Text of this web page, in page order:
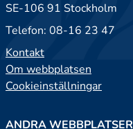
SE-106 91 Stockholm
Telefon: 08-16 23 47
Kontakt
Om webbplatsen
Cookieinställningar
ANDRA WEBBPLATSER